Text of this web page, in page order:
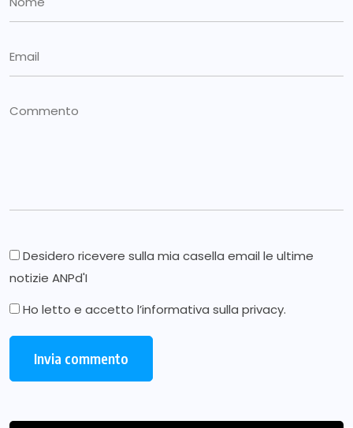
Desidero ricevere sulla mia casella email le ultime
notizie ANPd'I
Ho letto e accetto l’informativa sulla privacy.